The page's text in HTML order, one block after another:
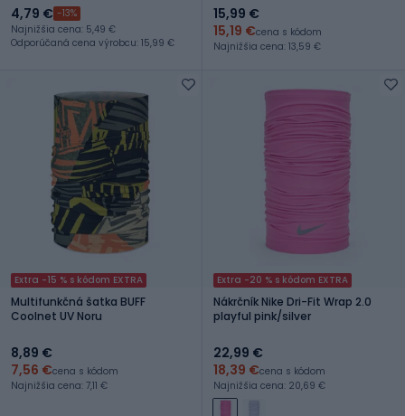
4,79 € -13%
Najnižšia cena: 5,49 €
Odporúčaná cena výrobcu: 15,99 €
15,99 €
15,19 €cena s kódom
Najnižšia cena: 13,59 €
Extra -15 % s kódom EXTRA
Multifunkčná šatka BUFF
Coolnet UV Noru
8,89 €
7,56 €cena s kódom
Najnižšia cena: 7,11 €
Extra -20 % s kódom EXTRA
Nákrčník Nike Dri-Fit Wrap 2.0
playful pink/silver
22,99 €
18,39 €cena s kódom
Najnižšia cena: 20,69 €